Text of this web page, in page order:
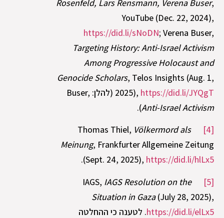
Rosenfeld, Lars Rensmann, Verena Buser
YouTube (Dec. 22, 2024),
https://did.li/sNoDN; Verena Buser,
Targeting History: Anti-Israel Activism
Among Progressive Holocaust and
Genocide Scholars , Telos Insights (Aug. 1,
2025),https://did.li/JYQgT
(להלן: Buser,
Anti-Israel Activism
).
Thomas Thiel,
Völkermord als
Meinung ,Frankfurter AllgemeineZeitung
(Sept. 24, 2025),https://did.li/hlLx5
.
IAGS,
IAGS Resolution on the
Situation in Gaza(July 28, 2025),
https://did.li/elLx5. לטענה כי ההחלטה